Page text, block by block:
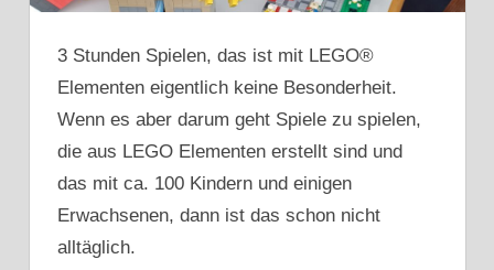
3 Stunden Spielen, das ist mit LEGO®
Elementen eigentlich keine Besonderheit.
Wenn es aber darum geht Spiele zu spielen,
die aus LEGO Elementen erstellt sind und
das mit ca. 100 Kindern und einigen
Erwachsenen, dann ist das schon nicht
alltäglich.